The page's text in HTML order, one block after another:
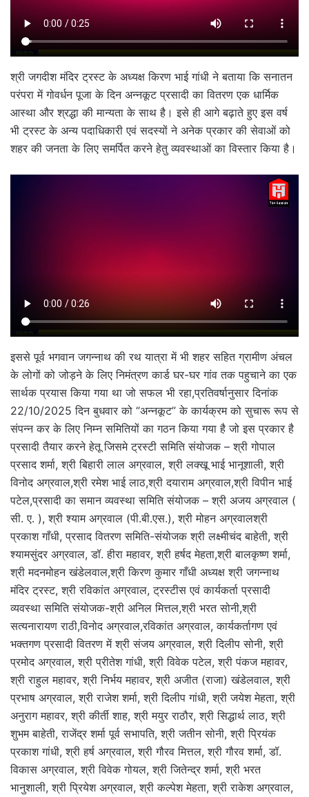
श्री जगदीश मंदिर ट्रस्ट के अध्यक्ष किरण भाई गांधी ने बताया कि सनातन
परंपरा में गोवर्धन पूजा के दिन अन्नकूट प्रसादी का वितरण एक धार्मिक
आस्था और श्रद्धा की मान्यता के साथ है। इसे ही आगे बढ़ाते हुए इस वर्ष
भी ट्रस्ट के अन्य पदाधिकारी एवं सदस्यों ने अनेक प्रकार की सेवाओं को
शहर की जनता के लिए समर्पित करने हेतु व्यवस्थाओं का विस्तार किया है।
इससे पूर्व भगवान जगन्नाथ की रथ यात्रा में भी शहर सहित ग्रामीण अंचल
के लोगों को जोड़ने के लिए निमंत्रण कार्ड घर-घर गांव तक पहुचाने का एक
सार्थक प्रयास किया गया था जो सफल भी रहा,प्रतिवर्षानुसार दिनांक
22/10/2025 दिन बुधवार को “अन्नकूट” के कार्यक्रम को सुचारू रूप से
संपन्न कर के लिए निम्न समितियों का गठन किया गया है जो इस प्रकार है
प्रसादी तैयार करने हेतू जिसमे ट्रस्टी समिति संयोजक – श्री गोपाल
प्रसाद शर्मा, श्री बिहारी लाल अग्रवाल, श्री लक्खू भाई भानूशाली, श्री
विनोद अग्रवाल,श्री रमेश भाई लाठ,श्री दयाराम अग्रवाल,श्री विपीन भाई
पटेल,प्रसादी का समान व्यवस्था समिति संयोजक – श्री अजय अग्रवाल (
सी. ए. ), श्री श्याम अग्रवाल (पी.बी.एस.), श्री मोहन अग्रवालश्री
प्रकाश गाँधी, प्रसाद वितरण समिति-संयोजक श्री लक्ष्मीचंद बाहेती, श्री
श्यामसुंदर अग्रवाल, डॉ. हीरा महावर, श्री हर्षद मेहता,श्री बालकृष्ण शर्मा,
श्री मदनमोहन खंडेलवाल,श्री किरण कुमार गाँधी अध्यक्ष श्री जगन्नाथ
मंदिर ट्रस्ट, श्री रविकांत अग्रवाल, ट्रस्टीस एवं कार्यकर्ता प्रसादी
व्यवस्था समिति संयोजक-श्री अनिल मित्तल,श्री भरत सोनी,श्री
सत्यनारायण राठी,विनोद अग्रवाल,रविकांत अग्रवाल, कार्यकर्तागण एवं
भक्तगण प्रसादी वितरण में श्री संजय अग्रवाल, श्री दिलीप सोनी, श्री
प्रमोद अग्रवाल, श्री प्रीतेश गांधी, श्री विवेक पटेल, श्री पंकज महावर,
श्री राहुल महावर, श्री निर्भय महावर, श्री अजीत (राजा) खंडेलवाल, श्री
प्रभाष अग्रवाल, श्री राजेश शर्मा, श्री दिलीप गांधी, श्री जयेश मेहता, श्री
अनुराग महावर, श्री कीर्ती शाह, श्री मयुर राठौर, श्री सिद्धार्थ लाठ, श्री
शुभम बाहेती, राजेंद्र शर्मा पूर्व सभापति, श्री जतीन सोनी, श्री प्रियंक
प्रकाश गांधी, श्री हर्ष अग्रवाल, श्री गौरव मित्तल, श्री गौरव शर्मा, डॉ.
विकास अग्रवाल, श्री विवेक गोयल, श्री जितेन्द्र शर्मा, श्री भरत
भानुशाली, श्री प्रियेश अग्रवाल, श्री कल्पेश मेहता, श्री राकेश अग्रवाल,